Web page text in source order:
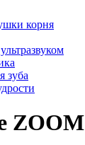
корня
зуба
ZOOM